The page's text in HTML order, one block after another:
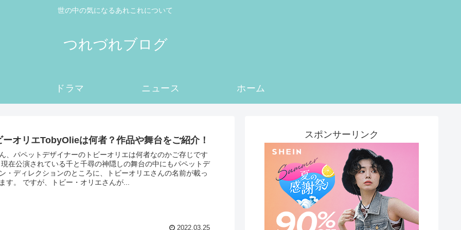
世の中の気になるあれこれについて
つれづれブログ
ドラマ ニュース ホーム
ーオリエTobyOlieは何者？作品や舞台をご紹介！
、パペットデザイナーのトビーオリエは何者なのかご存じです
在公演されている千と千尋の神隠しの舞台の中にもパペットデ
・ディレクションのところに、トビーオリエさんの名前が載っ
す。 ですが、トビー・オリエさんが...
2022.03.25
スポンサーリンク